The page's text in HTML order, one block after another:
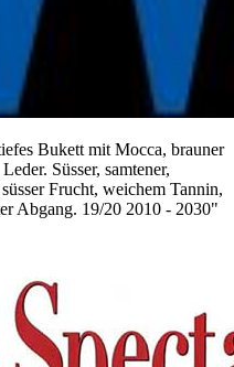
Bukett mit Mocca, brauner
Süsser, samtener,
Frucht, weichem Tannin,
Abgang. 19/20 2010 - 2030"